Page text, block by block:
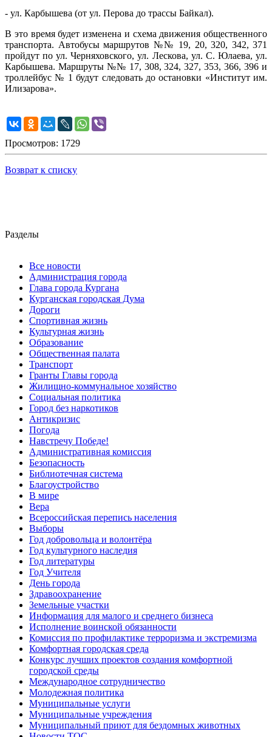
- ул. Карбышева (от ул. Перова до трассы Байкал).
В это время будет изменена и схема движения общественного
транспорта. Автобусы маршрутов №№ 19, 20, 320, 342, 371
пройдут по ул. Черняховского, ул. Лескова, ул. С. Юлаева, ул.
Карбышева. Маршруты №№ 17, 308, 324, 327, 353, 366, 396 и
троллейбус № 1 будут следовать до остановки «Институт им.
Илизарова».
Просмотров: 1729
Возврат к списку
Разделы
Все новости
Администрация города
Глава города Кургана
Курганская городская Дума
Дороги
Спортивная жизнь
Культурная жизнь
Образование
Общественная палата
Транспорт
Гранты Главы города
Жилищно-коммунальное хозяйство
Социальная политика
Город без наркотиков
Антикризис
Погода
Навстречу Победе!
Административная комиссия
Безопасность
Библиотечная система
Благоустройство
В мире
Вера
Всероссийская перепись населения
Выборы
Год добровольца и волонтёра
Год культурного наследия
Год литературы
Год Учителя
День города
Здравоохранение
Земельные участки
Информация для малого и среднего бизнеса
Исполнение воинской обязанности
Комиссия по профилактике терроризма и экстремизма
Комфортная городская среда
Конкурс лучших проектов создания комфортной
городской среды
Международное сотрудничество
Молодежная политика
Муниципальные услуги
Муниципальные учреждения
Муниципальный приют для бездомных животных